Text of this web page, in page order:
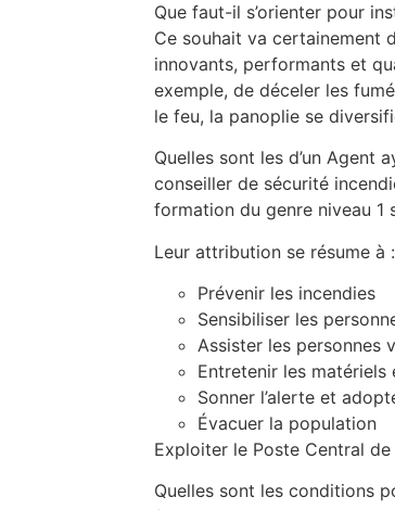
Que faut-il s’orienter pour
Ce souhait va certainement
innovants, performants et
exemple, de déceler les
le feu, la panoplie se
Quelles sont les d’un Agent
conseiller de sécurité
formation du genre niveau 1
Leur attribution se résume à :
Prévenir les incendies
Sensibiliser les
Assister les personnes
Entretenir les
Sonner l’alerte et
Évacuer la population
Exploiter le Poste Central
Quelles sont les conditions